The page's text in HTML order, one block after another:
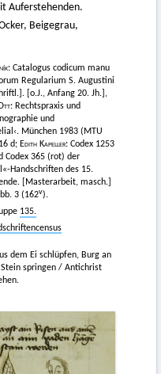
Auferstehenden.
Beigegrau,
: Catalogus codicum manu
Regularium S. Augustini
[o.J., Anfang 20. Jh.],
: Rechtspraxis und
und
München 1983 (MTU
d; Edith Kapeller: Codex 1253
Codex 365 (rot) der
Handschriften des 15.
[Masterarbeit, masch.]
3 (162v).
135.
dem Ei schlüpfen, Burg an
springen / Antichrist